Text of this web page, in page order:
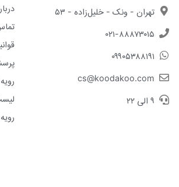
تهران - ونک - خلیل‌زاده - ۵۳
۰۲۱-۸۸۸۷۳۰۱۵
۰۹۹۰۵۳۸۸۱۹۱
cs@koodakoo.com
۹ الی ۲۲